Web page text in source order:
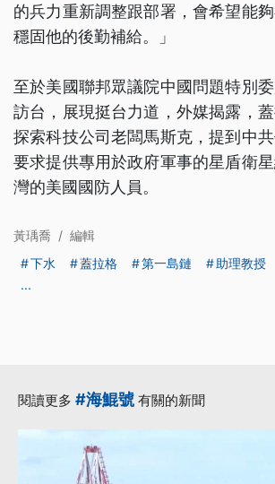
的兵力重新調整跟部署，會希望能
穩固他的後勤補給。」
至於美國聯邦眾議院中國問題特別
訪台，展現挺台力道，外媒揭露，
探索科技公司老闆馬斯克，提到中
要求提供專用於政府軍事的星盾衛
灣的美國國防人員。
黃瑀喬 / 編輯
下水
蓋拉格 第一島鏈
助理教授
...
閱讀更多 #海鯤號 有關的新聞